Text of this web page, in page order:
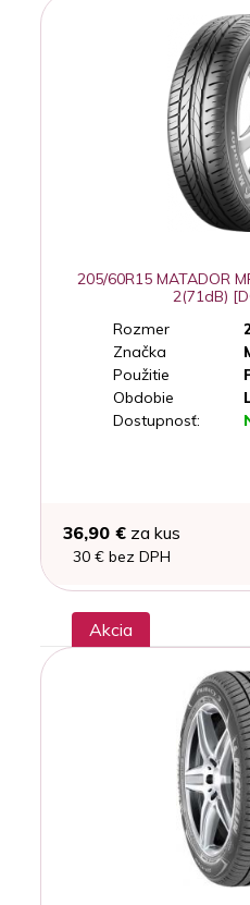
205/60R15 MATADOR
2(71dB)
Rozmer
Značka
Použitie
Obdobie
Dostupnosť:
36,90 €za kus
30 € bez DPH
Akcia